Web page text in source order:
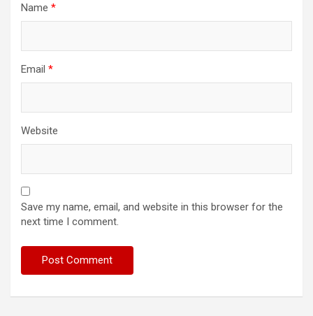
Name *
Email *
Website
Save my name, email, and website in this browser for the
next time I comment.